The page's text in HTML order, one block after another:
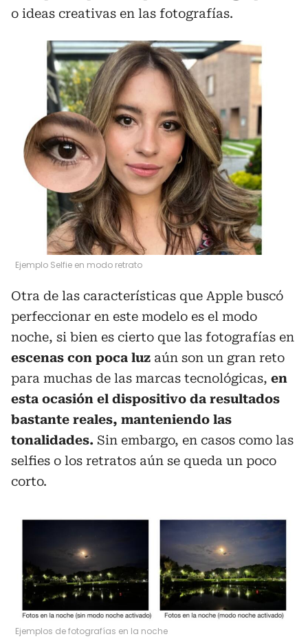
o ideas creativas en las fotografías.
Ejemplo Selfie en modo retrato
Otra de las características que Apple buscó
perfeccionar en este modelo es el modo
noche, si bien es cierto que las fotografías en
escenas con poca luz aún son un gran reto
para muchas de las marcas tecnológicas, en
esta ocasión el dispositivo da resultados
bastante reales, manteniendo las
tonalidades. Sin embargo, en casos como las
selfies o los retratos aún se queda un poco
corto.
Ejemplos de fotografías en la noche